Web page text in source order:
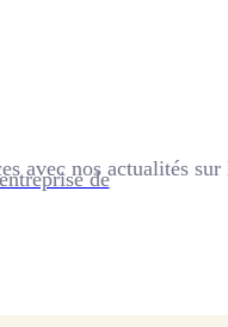
de
avec nos actualités